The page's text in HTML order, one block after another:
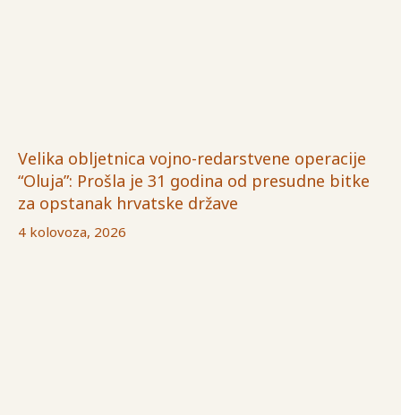
Velika obljetnica vojno-redarstvene operacije
“Oluja”: Prošla je 31 godina od presudne bitke
za opstanak hrvatske države
4 kolovoza, 2026